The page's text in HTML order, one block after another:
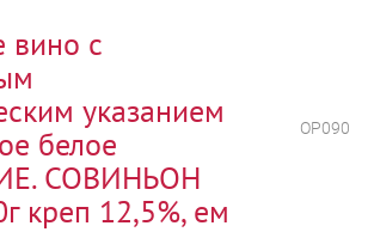
напитки
вино с
указанием
белое
СОВИНЬОН
креп 12,5%, ем
ОР090